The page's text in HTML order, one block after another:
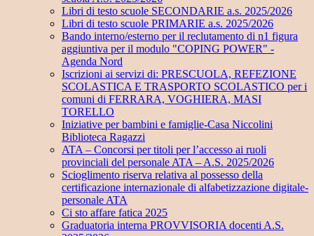
Libri di testo scuole SECONDARIE a.s. 2025/2026
Libri di testo scuole PRIMARIE a.s. 2025/2026
Bando interno/esterno per il reclutamento di n1 figura
aggiuntiva per il modulo "COPING POWER" -
Agenda Nord
Iscrizioni ai servizi di: PRESCUOLA, REFEZIONE
SCOLASTICA E TRASPORTO SCOLASTICO per i
comuni di FERRARA, VOGHIERA, MASI
TORELLO
Iniziative per bambini e famiglie-Casa Niccolini
Biblioteca Ragazzi
ATA – Concorsi per titoli per l’accesso ai ruoli
provinciali del personale ATA – A.S. 2025/2026
Scioglimento riserva relativa al possesso della
certificazione internazionale di alfabetizzazione digitale-
personale ATA
Ci sto affare fatica 2025
Graduatoria interna PROVVISORIA docenti A.S.